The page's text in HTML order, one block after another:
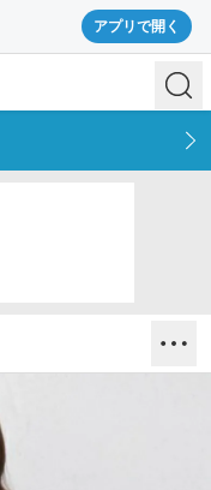
アプリで開く